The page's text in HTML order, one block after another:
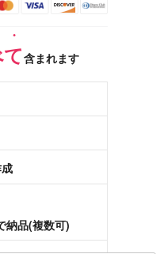
含まれます
納品(複数可)